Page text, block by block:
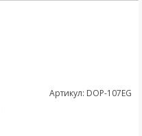
Артикул: DOP-107EG